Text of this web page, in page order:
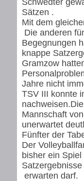
Schwedter
Sätzen .
Mit dem
Die anderen
Begegnungen
knappe
Gramzow
Jahre nicht
TSV III konnte
Mannschaft
unerwartet
Fünfter der
Der
bisher ein
erwarten darf.